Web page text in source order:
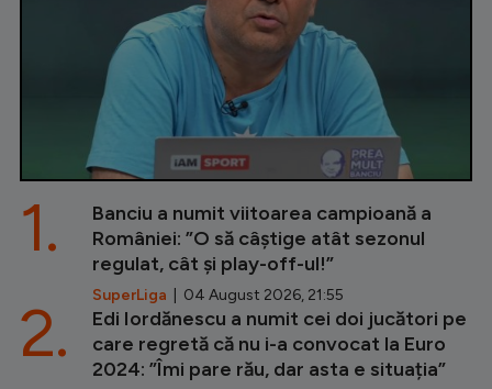
Banciu a numit viitoarea campioană a
României: ”O să câștige atât sezonul
regulat, cât și play-off-ul!”
SuperLiga | 04 August 2026, 21:55
1.
Edi Iordănescu a numit cei doi jucători pe
care regretă că nu i-a convocat la Euro
2024: ”Îmi pare rău, dar asta e situația”
2.